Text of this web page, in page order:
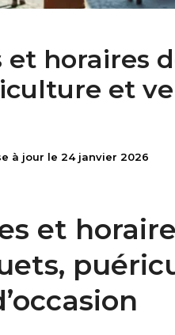
et horaires
et
à jour le 24 janvier 2026
et